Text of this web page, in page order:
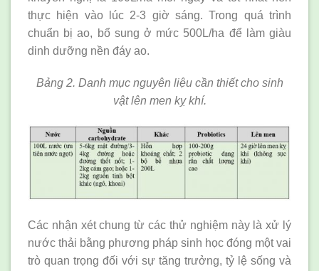
thực hiện vào lúc 2-3 giờ sáng. Trong quá trình
chuẩn bị ao, bổ sung ở mức 500L/ha để làm giàu
dinh dưỡng nền đáy ao.
Bảng 2. Danh mục nguyên liệu cần thiết cho sinh
vật lên men kỵ khí.
Các nhận xét chung từ các thử nghiệm này là xử lý
nước thải bằng phương pháp sinh học đóng một vai
trò quan trọng đối với sự tăng trưởng, tỷ lệ sống và